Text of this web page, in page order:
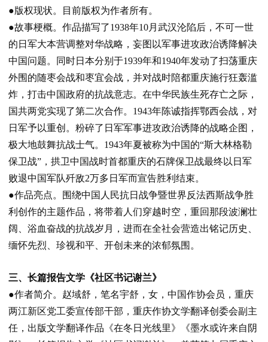
●版权现状。
目前版权为作者所有。
●故事梗概。作品描写了1938年10月武汉沦陷后，不可一世
的日军大本营调整对华战略，妄图以军事进攻政治诱降解决
中国问题。同时日本分别于1939年和1940年发动了扫荡重庆
外围的随枣会战和枣宜会战，并对战时陪都重庆施行狂轰滥
炸，打击中国政府的抗战意志。在中华民族生死存亡之际，
国共两党实现了第二次合作。 1943年陈诚指挥鄂西会战，对
日军予以重创。粉碎了日军军事进攻政治诱降的战略企图，
极大地鼓舞抗战士气。 1943年夏被称为中国的“斯大林格勒
保卫战” ，拱卫中国战时首都重庆的石牌保卫战最终以日军
败退中国军队歼敌2万多日军而宣告胜利结束。
●作品亮点。 围绕中国人民抗日战争暨世界反法西斯战争胜
利创作的主题作品，将带着人们穿越时空，重回那段波澜壮
阔、浴血奋战的抗战岁月，进而在全社会营造出铭记历史、
缅怀先烈、珍视和平、开创未来的浓郁氛围。
三、长篇报告文学《社区书记谢兰》
●作者简介。 赵域舒，笔名宇舒，女，中国作协会员，重庆
两江新区党工委宣传部干部，重庆作协文学翻译创委会副主
任，出版文学翻译作品《在冬日光线里》《墨水或许来自阴